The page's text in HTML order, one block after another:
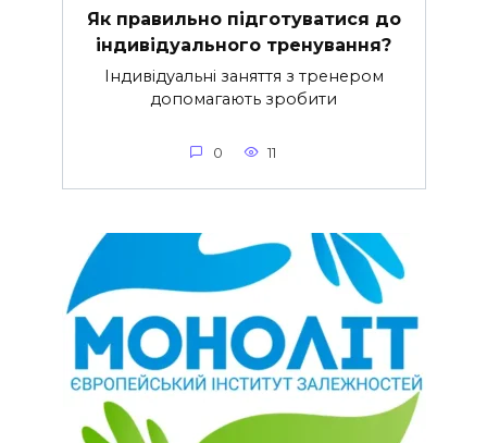
Як правильно підготуватися до
індивідуального тренування?
Індивідуальні заняття з тренером
допомагають зробити
0 11